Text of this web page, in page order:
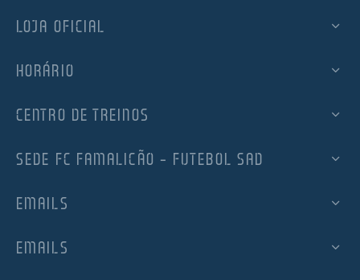
LOJA OFICIAL
HORÁRIO
CENTRO DE TREINOS
SEDE FC FAMALICÃO – FUTEBOL SAD
EMAILS
EMAILS